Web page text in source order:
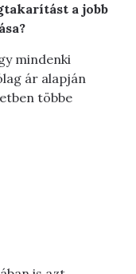
a jobb
mindenki
ár alapján
többe